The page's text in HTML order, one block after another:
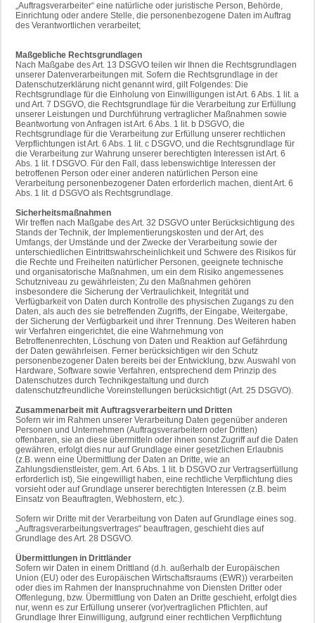
„Auftragsverarbeiter“ eine natürliche oder juristische Person, Behörde,
Einrichtung oder andere Stelle, die personenbezogene Daten im Auftrag
des Verantwortlichen verarbeitet;
Maßgebliche Rechtsgrundlagen
Nach Maßgabe des Art. 13 DSGVO teilen wir Ihnen die Rechtsgrundlagen
unserer Datenverarbeitungen mit. Sofern die Rechtsgrundlage in der
Datenschutzerklärung nicht genannt wird, gilt Folgendes: Die
Rechtsgrundlage für die Einholung von Einwilligungen ist Art. 6 Abs. 1 lit. a
und Art. 7 DSGVO, die Rechtsgrundlage für die Verarbeitung zur Erfüllung
unserer Leistungen und Durchführung vertraglicher Maßnahmen sowie
Beantwortung von Anfragen ist Art. 6 Abs. 1 lit. b DSGVO, die
Rechtsgrundlage für die Verarbeitung zur Erfüllung unserer rechtlichen
Verpflichtungen ist Art. 6 Abs. 1 lit. c DSGVO, und die Rechtsgrundlage für
die Verarbeitung zur Wahrung unserer berechtigten Interessen ist Art. 6
Abs. 1 lit. f DSGVO. Für den Fall, dass lebenswichtige Interessen der
betroffenen Person oder einer anderen natürlichen Person eine
Verarbeitung personenbezogener Daten erforderlich machen, dient Art. 6
Abs. 1 lit. d DSGVO als Rechtsgrundlage.
Sicherheitsmaßnahmen
Wir treffen nach Maßgabe des Art. 32 DSGVO unter Berücksichtigung des
Stands der Technik, der Implementierungskosten und der Art, des
Umfangs, der Umstände und der Zwecke der Verarbeitung sowie der
unterschiedlichen Eintrittswahrscheinlichkeit und Schwere des Risikos für
die Rechte und Freiheiten natürlicher Personen, geeignete technische
und organisatorische Maßnahmen, um ein dem Risiko angemessenes
Schutzniveau zu gewährleisten; Zu den Maßnahmen gehören
insbesondere die Sicherung der Vertraulichkeit, Integrität und
Verfügbarkeit von Daten durch Kontrolle des physischen Zugangs zu den
Daten, als auch des sie betreffenden Zugriffs, der Eingabe, Weitergabe,
der Sicherung der Verfügbarkeit und ihrer Trennung. Des Weiteren haben
wir Verfahren eingerichtet, die eine Wahrnehmung von
Betroffenenrechten, Löschung von Daten und Reaktion auf Gefährdung
der Daten gewährleisen. Ferner berücksichtigen wir den Schutz
personenbezogener Daten bereits bei der Entwicklung, bzw. Auswahl von
Hardware, Software sowie Verfahren, entsprechend dem Prinzip des
Datenschutzes durch Technikgestaltung und durch
datenschutzfreundliche Voreinstellungen berücksichtigt (Art. 25 DSGVO).
Zusammenarbeit mit Auftragsverarbeitern und Dritten
Sofern wir im Rahmen unserer Verarbeitung Daten gegenüber anderen
Personen und Unternehmen (Auftragsverarbeitern oder Dritten)
offenbaren, sie an diese übermitteln oder ihnen sonst Zugriff auf die Daten
gewähren, erfolgt dies nur auf Grundlage einer gesetzlichen Erlaubnis
(z.B. wenn eine Übermittlung der Daten an Dritte, wie an
Zahlungsdienstleister, gem. Art. 6 Abs. 1 lit. b DSGVO zur Vertragserfüllung
erforderlich ist), Sie eingewilligt haben, eine rechtliche Verpflichtung dies
vorsieht oder auf Grundlage unserer berechtigten Interessen (z.B. beim
Einsatz von Beauftragten, Webhostern, etc.).
Sofern wir Dritte mit der Verarbeitung von Daten auf Grundlage eines sog.
„Auftragsverarbeitungsvertrages“ beauftragen, geschieht dies auf
Grundlage des Art. 28 DSGVO.
Übermittlungen in Drittländer
Sofern wir Daten in einem Drittland (d.h. außerhalb der Europäischen
Union (EU) oder des Europäischen Wirtschaftsraums (EWR)) verarbeiten
oder dies im Rahmen der Inanspruchnahme von Diensten Dritter oder
Offenlegung, bzw. Übermittlung von Daten an Dritte geschieht, erfolgt dies
nur, wenn es zur Erfüllung unserer (vor)vertraglichen Pflichten, auf
Grundlage Ihrer Einwilligung, aufgrund einer rechtlichen Verpflichtung